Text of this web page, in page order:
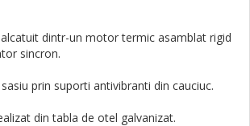
dintr-un motor termic asamblat rigid
sincron.
prin suporti antivibranti din cauciuc.
din tabla de otel galvanizat.